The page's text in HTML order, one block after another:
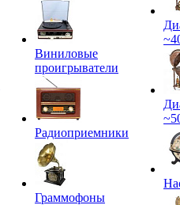
Виниловые
проигрыватели
Радиоприемники
Граммофоны